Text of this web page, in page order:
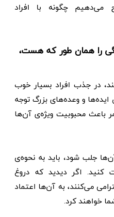
چگونه با افراد
را همان‌ طور که هست،
در جذب افراد بسیار خوب
ایده‌ها و وعده‌های بزرگ توجه
باعث محبوبیت ویژه‌ی آن‌ها
جلب شود، باید به نحوه‌ی
کنید. اگر دیدید که دروغ
می‌کنند، به آن‌ها اعتماد
خواهند کرد.